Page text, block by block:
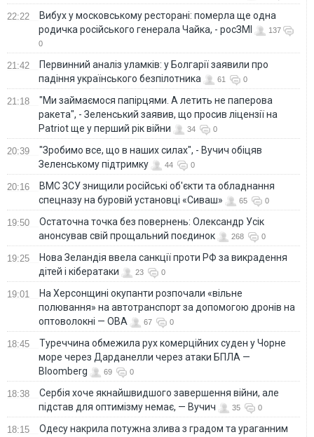
22:22
Вибух у московському ресторані: померла ще одна
родичка російського генерала Чайка, - росЗМІ
137
0
21:42
Первинний аналіз уламків: у Болгарії заявили про
падіння українського безпілотника
61 0
21:18
"Ми займаємося папірцями. А летить не паперова
ракета", - Зеленський заявив, що просив ліцензії на
Patriot ще у перший рік війни
34 0
20:39
"Зробимо все, що в наших силах", - Вучич обіцяв
Зеленському підтримку
44 0
20:16
ВМС ЗСУ знищили російські об'єкти та обладнання
спецназу на буровій установці «Сиваш»
65 0
19:50
Остаточна точка без повернень: Олександр Усік
анонсував свій прощальний поєдинок
268 0
19:25
Нова Зеландія ввела санкції проти РФ за викрадення
дітей і кібератаки
23 0
19:01
На Херсонщині окупанти розпочали «вільне
полювання» на автотранспорт за допомогою дронів на
оптоволокні — ОВА
67 0
18:45
Туреччина обмежила рух комерційних суден у Чорне
море через Дарданелли через атаки БПЛА —
Bloomberg
69 0
18:38
Сербія хоче якнайшвидшого завершення війни, але
підстав для оптимізму немає, — Вучич
35 0
18:15
Одесу накрила потужна злива з градом та ураганним